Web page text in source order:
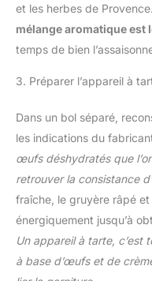
et les herbes de
mélange aromatique
temps de bien
3. Préparer l’appareil à
Dans un bol séparé,
les indications du
œufs déshydratés que
retrouver la consistance
fraîche, le gruyère râpé
énergiquement jusqu’à
Un appareil à tarte, c’est
à base d’œufs et de